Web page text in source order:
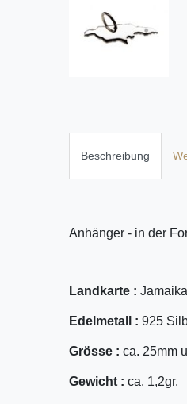
Beschreibung
Anhänger - in der
Landkarte : Jamaika
Edelmetall : 925
Grösse : ca. 25mm
Gewicht : ca. 1,2gr.